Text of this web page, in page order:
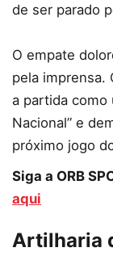
de ser parado
O empate
pela imprensa.
a partida como
Nacional” e
próximo jogo
Siga a ORB
aqui
Artilharia